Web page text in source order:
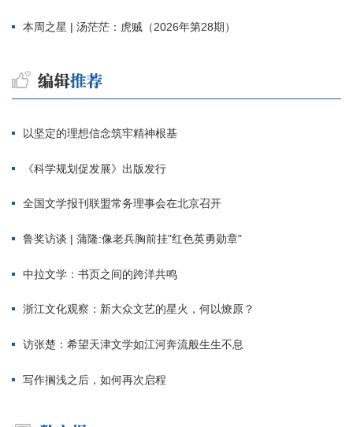
本周之星 | 汤茫茫：虎贼（2026年第28期）
以坚定的理想信念筑牢精神根基
《科学规划促发展》出版发行
全国文学报刊联盟常务理事会在北京召开
鲁奖访谈 | 蒲隆:像老兵胸前挂"红色英勇勋章"
中拉文学：书页之间的跨洋共鸣
浙江文化观察：新大众文艺的星火，何以燎原？
访张楚：希望天津文学如江河奔流般生生不息
写作搁浅之后，如何再次启程